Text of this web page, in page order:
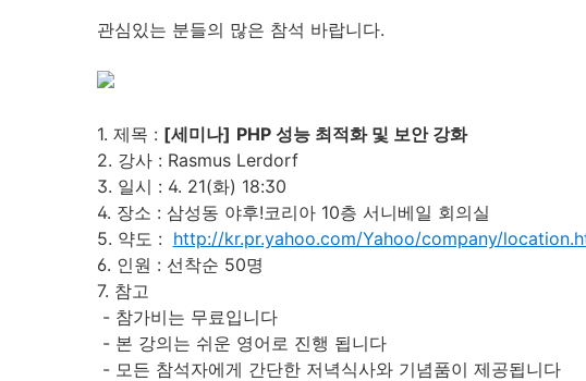
관심있는 분들의 많은 참석 바랍니다.
1. 제목 : [세미나] PHP 성능 최적화 및 보안 강화
2. 강사 : Rasmus Lerdorf
3. 일시 : 4. 21(화) 18:30
4. 장소 : 삼성동 야후!코리아 10층 서니베일 회의실
5. 약도 : http://kr.pr.yahoo.com/Yahoo/company/
6. 인원 : 선착순 50명
7. 참고
- 참가비는 무료입니다
- 본 강의는 쉬운 영어로 진행 됩니다
- 모든 참석자에게 간단한 저녁식사와 기념품이 제공됩니다